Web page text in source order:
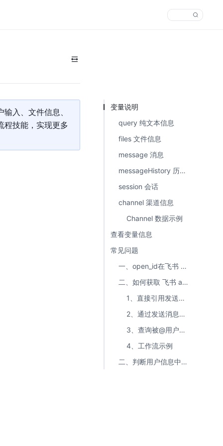
入、文件信息、
程技能，实现更多
变量说明
query 纯文本信息
files 文件信息
message 消息
messageHistory 历史消息
session 会话
channel 渠道信息
Channel 数据示例
查看变量信息
常见问题
一、open_id在飞书 aily 中的应用
二、如何获取 飞书 aily 用户的 openid、userid
1、直接引用发送消息用户的 openid、userid
2、通过发送消息用户的 aily_id 查询到用户的邮箱，再通过飞书通讯录节点获取 openid
3、查询被@用户的 openid、userid
4、工作流示例
二、判断用户信息中是否包含图片/pdf等